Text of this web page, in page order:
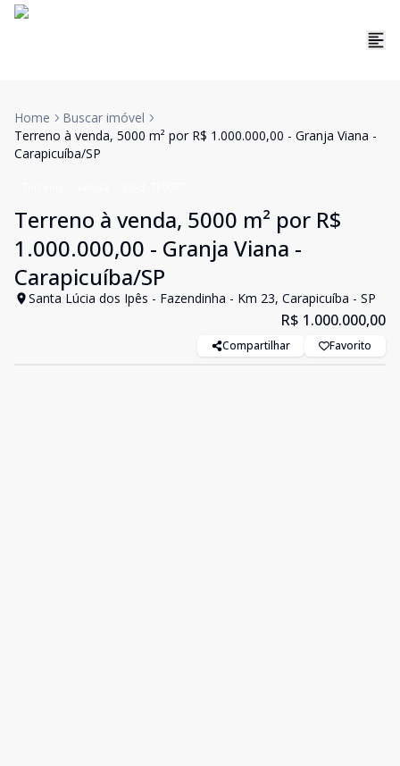
Home
Buscar imóvel
Terreno à venda, 5000 m² por R$ 1.000.000,00 - Granja Viana -
Carapicuíba/SP
Terreno à venda, 5000 m² por R$
1.000.000,00 - Granja Viana -
Carapicuíba/SP
Santa Lúcia dos Ipês - Fazendinha - Km 23, Carapicuíba - SP
R$ 1.000.000,00
Compartilhar Favorito